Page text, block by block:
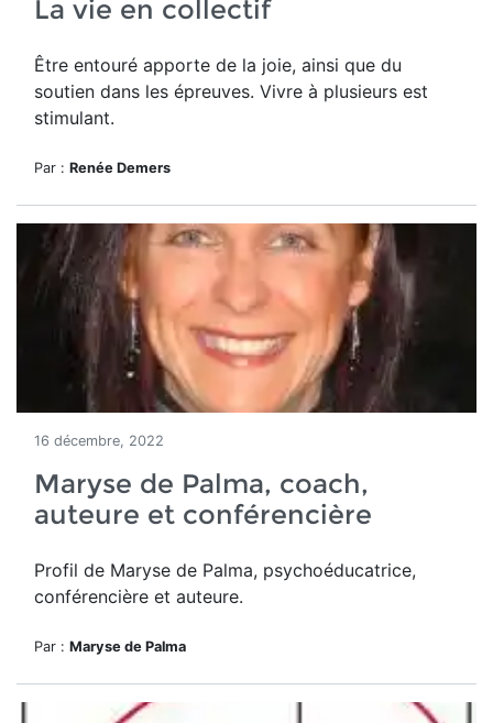
La vie en collectif
Être entouré apporte de la joie, ainsi que du
soutien dans les épreuves. Vivre à plusieurs est
stimulant.
Par : Renée Demers
16 décembre, 2022
Maryse de Palma, coach,
auteure et conférencière
Profil de Maryse de Palma, psychoéducatrice,
conférencière et auteure.
Par : Maryse de Palma